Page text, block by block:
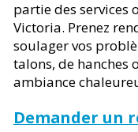
partie des services
Victoria. Prenez
soulager vos
talons, de hanches
ambiance
Demander un